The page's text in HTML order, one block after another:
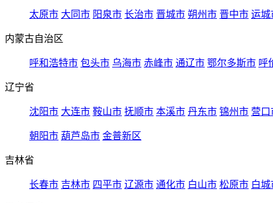
太原市 大同市 阳泉市 长治市 晋城市 朔州市 晋中市 运城
内蒙古自治区
呼和浩特市 包头市 乌海市 赤峰市 通辽市 鄂尔多斯市 呼
辽宁省
沈阳市 大连市 鞍山市 抚顺市 本溪市 丹东市 锦州市 营口
朝阳市 葫芦岛市 金普新区
吉林省
长春市 吉林市 四平市 辽源市 通化市 白山市 松原市 白城